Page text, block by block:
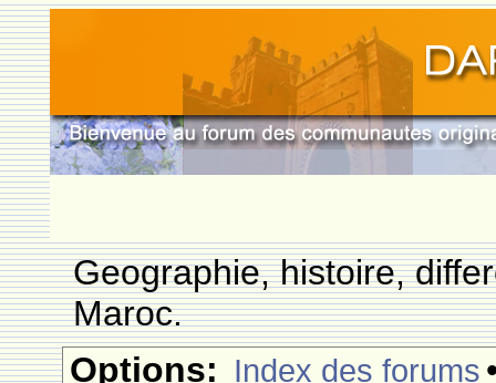
Geographie, histoire,
Maroc.
Options: Index des forums